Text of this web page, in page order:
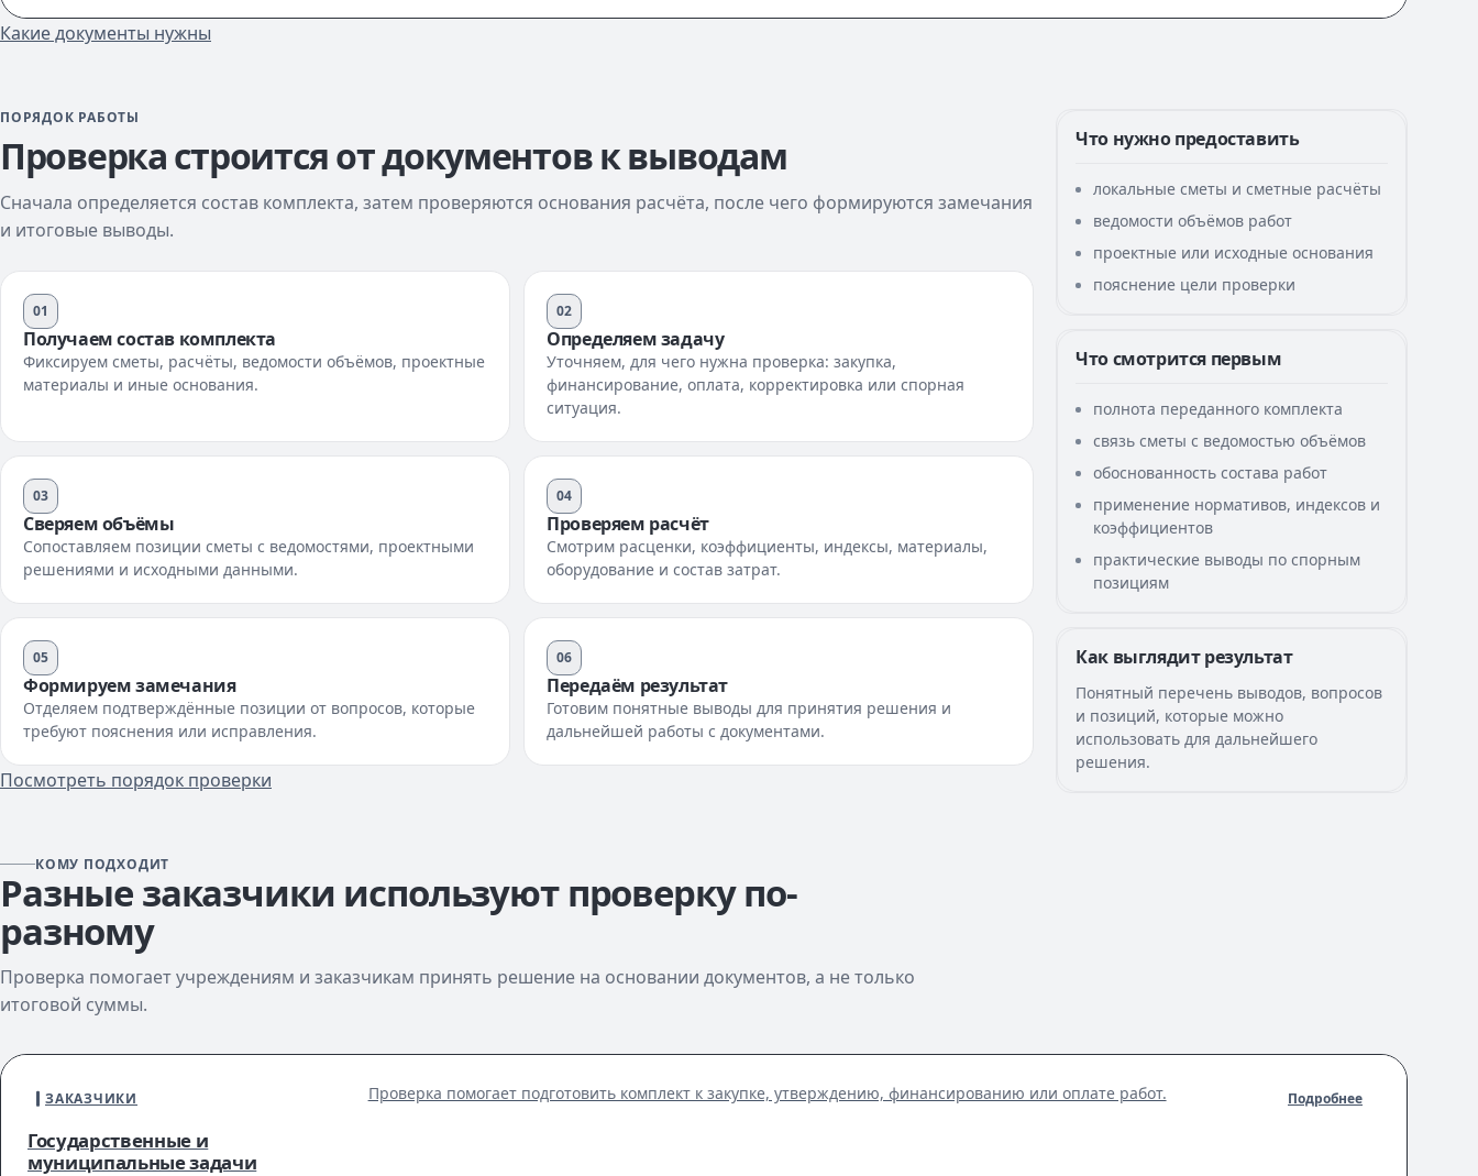
Какие документы нужны
ПОРЯДОК РАБОТЫ
Проверка строится от документов к выводам
Сначала определяется состав комплекта, затем проверяются основания расчёта, после чего формируются замечания
и итоговые выводы.
01
Получаем состав комплекта
Фиксируем сметы, расчёты, ведомости объёмов, проектные
материалы и иные основания.
02
Определяем задачу
Уточняем, для чего нужна проверка: закупка,
финансирование, оплата, корректировка или спорная
ситуация.
03
Сверяем объёмы
Сопоставляем позиции сметы с ведомостями, проектными
решениями и исходными данными.
04
Проверяем расчёт
Смотрим расценки, коэффициенты, индексы, материалы,
оборудование и состав затрат.
05
Формируем замечания
Отделяем подтверждённые позиции от вопросов, которые
требуют пояснения или исправления.
06
Передаём результат
Готовим понятные выводы для принятия решения и
дальнейшей работы с документами.
Посмотреть порядок проверки
Что нужно предоставить
локальные сметы и сметные расчёты
ведомости объёмов работ
проектные или исходные основания
пояснение цели проверки
Что смотрится первым
полнота переданного комплекта
связь сметы с ведомостью объёмов
обоснованность состава работ
применение нормативов, индексов и
коэффициентов
практические выводы по спорным
позициям
Как выглядит результат
Понятный перечень выводов, вопросов
и позиций, которые можно
использовать для дальнейшего
решения.
КОМУ ПОДХОДИТ
Разные заказчики используют проверку по-
разному
Проверка помогает учреждениям и заказчикам принять решение на основании документов, а не только
итоговой суммы.
ЗАКАЗЧИКИ
Государственные и
муниципальные задачи
Проверка помогает подготовить комплект к закупке, утверждению, финансированию или оплате работ. Подробнее